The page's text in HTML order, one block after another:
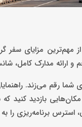
مهم‌ترین مزایای سفر
ارائه مدارک کامل،
شما رقم می‌زند.
بازدید کنید
برنامه‌ریزی را